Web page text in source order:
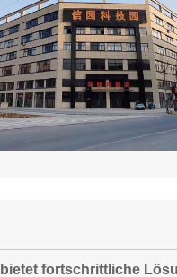
bietet fortschrittliche